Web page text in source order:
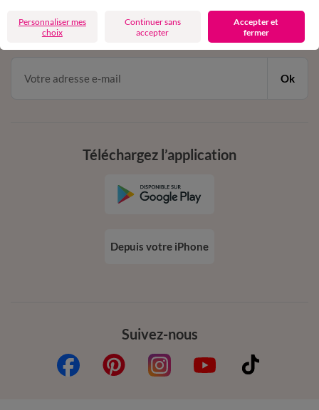
en vous inscrivant à la newsletter
dès 20€ d’achat
conditions dans votre email de confirmation
Ok
Suivez-nous
Téléchargez l’application
Depuis votre iPhone
Personnaliser mes
choix
Continuer sans
accepter
Accepter et
fermer